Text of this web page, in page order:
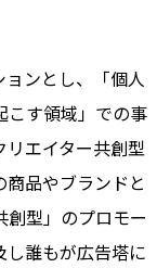
ンとし、「個人
こす領域」での事
エイター共創型
品やブランドと
創型」のプロモー
し誰もが広告塔に